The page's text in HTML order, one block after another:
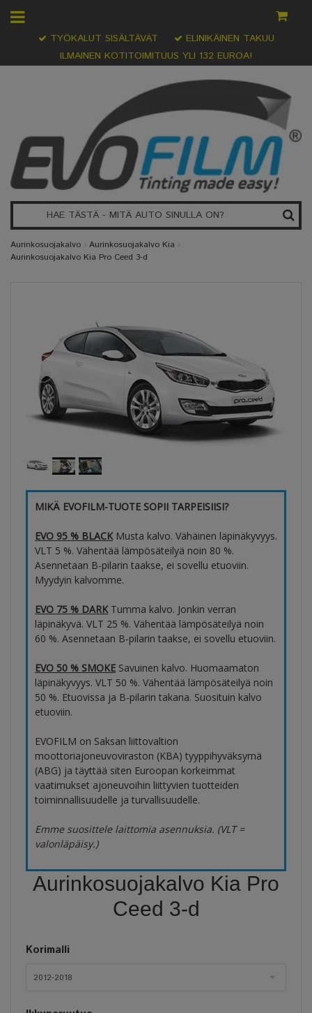
ILMAINEN KOTITOIMITUUS YLI 132 EUROA!
TYÖKALUT SISÄLTÄVÄT ELINIKÄINEN TAKUU
Aurinkosuojakalvo › Aurinkosuojakalvo Kia ›
Aurinkosuojakalvo Kia Pro Ceed 3-d
MIKÄ EVOFILM-TUOTE SOPII TARPEISIISI?
EVO 95 % BLACKMusta kalvo. Vähäinen läpinäkyvyys.
VLT 5 %. Vähentää lämpösäteilyä noin 80 %.
Asennetaan B-pilarin taakse, ei sovellu etuoviin.
Myydyin kalvomme.
EVO 75 % DARKTumma kalvo. Jonkin verran
läpinäkyvä. VLT 25 %. Vähentää lämpösäteilyä noin
60 %. Asennetaan B-pilarin taakse, ei sovellu etuoviin.
EVO 50 % SMOKE Savuinen kalvo. Huomaamaton
läpinäkyvyys. VLT 50 %. Vähentää lämpösäteilyä noin
50 %. Etuovissa ja B-pilarin takana. Suosituin kalvo
etuoviin.
EVOFILM on Saksan liittovaltion
moottoriajoneuvoviraston (KBA) tyyppihyväksymä
(ABG) ja täyttää siten Euroopan korkeimmat
vaatimukset ajoneuvoihin liittyvien tuotteiden
toiminnallisuudelle ja turvallisuudelle.
Emme suosittele laittomia asennuksia. (VLT =
valonläpäisy.)
Aurinkosuojakalvo Kia Pro
Ceed 3-d
Korimalli
2012-2018